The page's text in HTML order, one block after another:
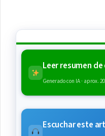
Leer resumen
Generado con IA · aprox.
Escuchar este